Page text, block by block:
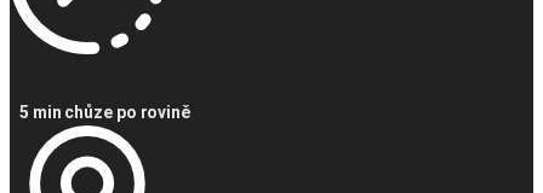
5 min chůze po rovině